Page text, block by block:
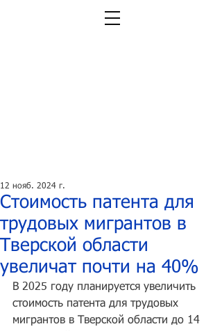
Стоимость патента для
трудовых мигрантов в
Тверской области
увеличат почти на 40%
12 нояб. 2024 г.
В 2025 году планируется увеличить
стоимость патента для трудовых
мигрантов в Тверской области до 14